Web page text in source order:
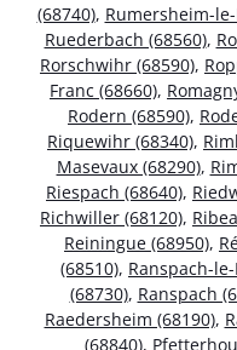
(68740), Rumersheim-
Ruederbach (68560),
Rorschwihr (68590),
Franc (68660),
Rodern (68590),
Riquewihr (68340),
Masevaux (68290),
Riespach (68640),
Richwiller (68120),
Reiningue (68950),
(68510), Ranspach-
(68730), Ranspach
Raedersheim (68190),
(68840),